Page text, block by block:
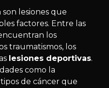
son lesiones que
factores. Entre las
los
traumatismos, los
lesiones deportivas.
como la
de cáncer que